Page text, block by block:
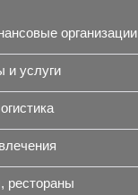
организации
и услуги
рестораны